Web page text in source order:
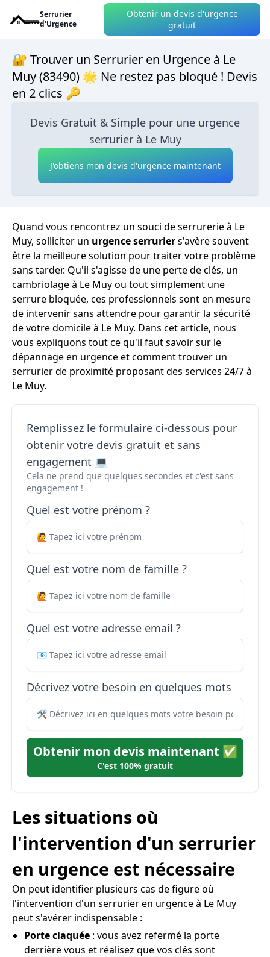
Serrurier
d'Urgence
Obtenir un devis d'urgence
gratuit
🔐 Trouver un Serrurier en Urgence à Le
Muy (83490) 🌟 Ne restez pas bloqué ! Devis
en 2 clics 🔑
Devis Gratuit & Simple pour une urgence
serrurier à Le Muy
J'obtiens mon devis d'urgence maintenant
Quand vous rencontrez un souci de serrurerie à Le
Muy, solliciter un urgence serruriers'avère souvent
être la meilleure solution pour traiter votre problème
sans tarder. Qu'il s'agisse de une perte de clés, un
cambriolage à Le Muy ou tout simplement une
serrure bloquée, ces professionnels sont en mesure
de intervenir sans attendre pour garantir la sécurité
de votre domicile à Le Muy. Dans cet article, nous
vous expliquons tout ce qu'il faut savoir sur le
dépannage en urgence et comment trouver un
serrurier de proximité proposant des services 24/7 à
Le Muy.
Remplissez le formulaire ci-dessous pour
obtenir votre devis gratuit et sans
engagement 💻
Cela ne prend que quelques secondes et c'est sans
engagement !
Quel est votre prénom ?
Quel est votre nom de famille ?
Quel est votre adresse email ?
Décrivez votre besoin en quelques mots
Obtenir mon devis maintenant ✅
C'est 100% gratuit
Les situations où
l'intervention d'un serrurier
en urgence est nécessaire
On peut identifier plusieurs cas de figure où
l'intervention d'un serrurier en urgence à Le Muy
peut s'avérer indispensable :
Porte claquée : vous avez refermé la porte
derrière vous et réalisez que vos clés sont